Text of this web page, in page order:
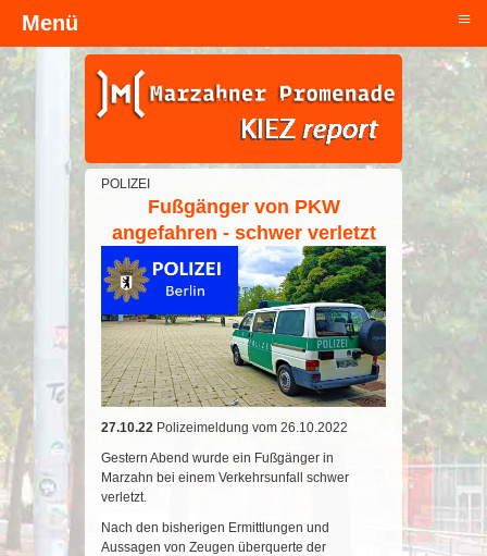
Kopfzeile
POLIZEI
Fußgänger von PKW
angefahren - schwer verletzt
27.10.22 Polizeimeldung vom 26.10.2022
Gestern Abend wurde ein Fußgänger in
Marzahn bei einem Verkehrsunfall schwer
verletzt.
Nach den bisherigen Ermittlungen und
Aussagen von Zeugen überquerte der
Menü ≡